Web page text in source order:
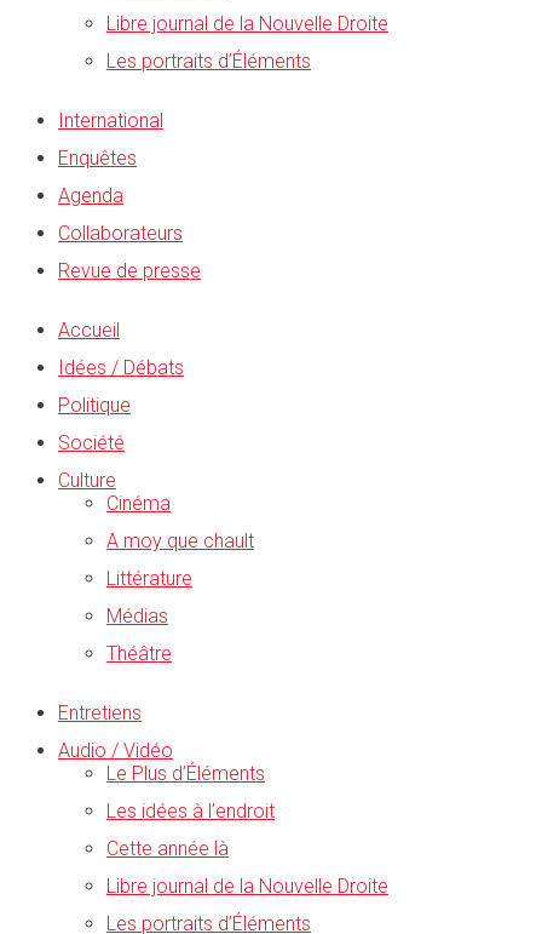
Libre journal de la Nouvelle Droite
Les portraits d’Éléments
International
Enquêtes
Agenda
Collaborateurs
Revue de presse
Accueil
Idées / Débats
Politique
Société
Culture
Cinéma
A moy que chault
Littérature
Médias
Théâtre
Entretiens
Audio / Vidéo
Le Plus d’Éléments
Les idées à l’endroit
Cette année là
Libre journal de la Nouvelle Droite
Les portraits d’Éléments